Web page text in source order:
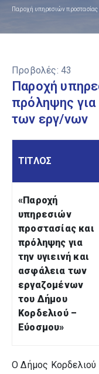
Παροχή υπηρεσιών
Προβολές: 43
Παροχή
πρόληψης για
των εργ/νων
ΤΙΤΛΟΣ
«Παροχή
υπηρεσιών
προστασίας και
πρόληψης για
την υγιεινή και
ασφάλεια των
εργαζομένων
του Δήμου
Κορδελιού –
Εύοσμου»
Ο Δήμος Κορδελιού